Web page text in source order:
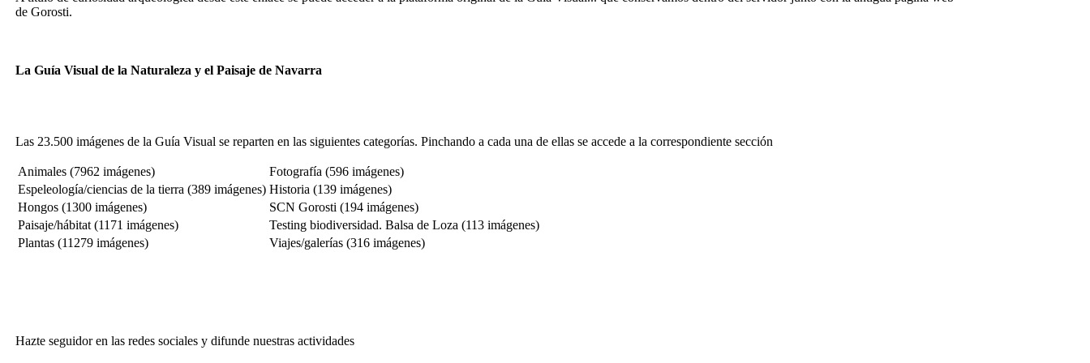
de Gorosti.
La Guía Visual de la Naturaleza y el Paisaje de Navarra
Las 23.500 imágenes de la Guía Visual se reparten en las siguientes categorías. Pinchando a cada una de ellas se accede a la correspondiente sección
Animales (7962 imágenes) Fotografía (596 imágenes)
Espeleología/ciencias de la tierra (389 imágenes) Historia (139 imágenes)
Hongos (1300 imágenes) SCN Gorosti (194 imágenes)
Paisaje/hábitat (1171 imágenes) Testing biodiversidad. Balsa de Loza (113 imágenes)
Plantas (11279 imágenes) Viajes/galerías (316 imágenes)
Hazte seguidor en las redes sociales y difunde nuestras actividades